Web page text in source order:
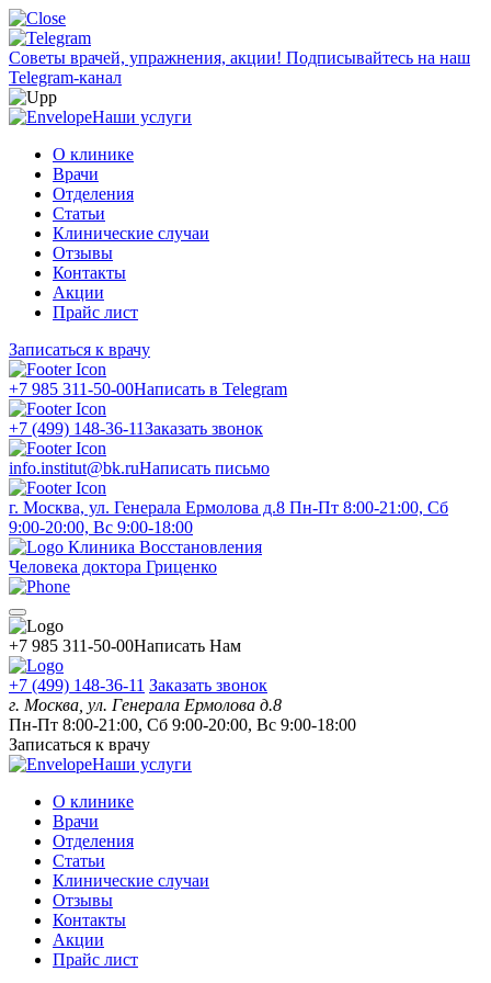
Советы врачей, упражнения, акции! Подписывайтесь на наш
Telegram-канал
Наши услуги
О клинике
Врачи
Отделения
Статьи
Клинические случаи
Отзывы
Контакты
Акции
Прайс лист
Записаться к врачу
+7 985 311-50-00Написать в Telegram
+7 (499) 148-36-11Заказать звонок
info.institut@bk.ruНаписать письмо
г. Москва, ул. Генерала Ермолова д.8 Пн-Пт 8:00-21:00, Сб
9:00-20:00, Вс 9:00-18:00
Клиника Восстановления
Человека доктора Гриценко
+7 985 311-50-00Написать Нам
+7 (499) 148-36-11 Заказать звонок
г. Москва, ул. Генерала Ермолова д.8
Пн-Пт 8:00-21:00, Сб 9:00-20:00, Вс 9:00-18:00
Записаться к врачу
Наши услуги
О клинике
Врачи
Отделения
Статьи
Клинические случаи
Отзывы
Контакты
Акции
Прайс лист